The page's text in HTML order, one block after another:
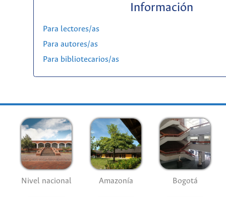
Información
Para lectores/as
Para autores/as
Para bibliotecarios/as
Nivel nacional Amazonía Bogotá